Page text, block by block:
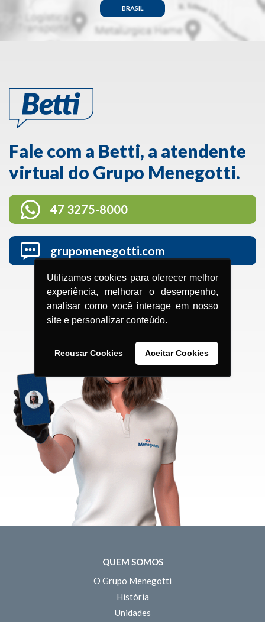
Utilizamos cookies para oferecer melhor
experiência, melhorar o desempenho,
analisar como você interage em nosso
site e personalizar conteúdo.
Recusar Cookies Aceitar Cookies
BRASIL
Fale com a Betti, a atendente
virtual do Grupo Menegotti.
47 3275-8000
grupomenegotti.com
QUEM SOMOS
O Grupo Menegotti
História
Unidades